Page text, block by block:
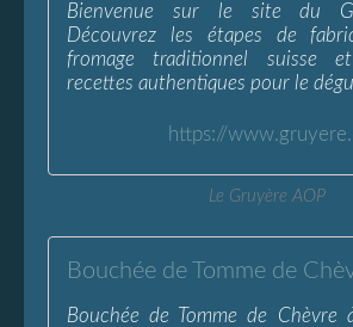
Bienvenue sur le site du
Découvrez les étapes de
fromage traditionnel suisse
recettes authentiques pour le
https://
Le Gruyère AOP
Bouchée de Tomme de Chèvre